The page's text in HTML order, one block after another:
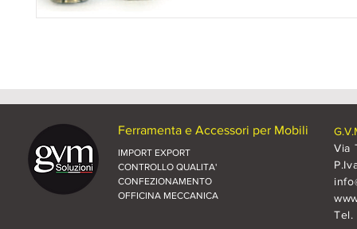
Ferramenta e Accessori per Mobili
IMPORT EXPORT
CONTROLLO QUALITA'
CONFEZIONAMENTO
OFFICINA MECCANICA
Via
Tel.